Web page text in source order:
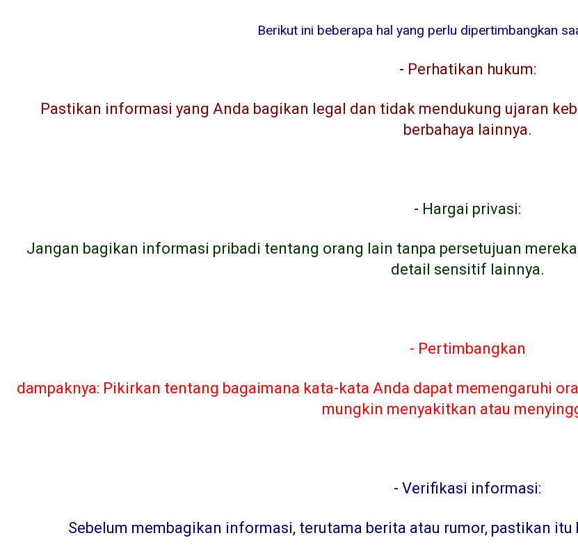
Berikut ini beberapa hal yang perlu dipertimbangkan
- Perhatikan hukum:
Pastikan informasi yang Anda bagikan legal dan tidak mendukung ujaran
berbahaya lainnya.
- Hargai privasi:
Jangan bagikan informasi pribadi tentang orang lain tanpa persetujuan
detail sensitif lainnya.
- Pertimbangkan
dampaknya: Pikirkan tentang bagaimana kata-kata Anda dapat memengaruhi
mungkin menyakitkan atau
- Verifikasi informasi:
Sebelum membagikan informasi, terutama berita atau rumor, pastikan